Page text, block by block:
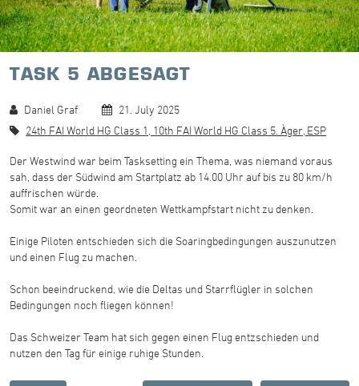
TASK 5 ABGESAGT
Daniel Graf
21. July 2025
24th FAI World HG Class 1, 10th FAI World HG Class 5. Àger, ESP
Der Westwind war beim Tasksetting ein Thema, was niemand voraus
sah, dass der Südwind am Startplatz ab 14.00 Uhr auf bis zu 80 km/h
auffrischen würde.
Somit war an einen geordneten Wettkampfstart nicht zu denken.
Einige Piloten entschieden sich die Soaringbedingungen auszunutzen
und einen Flug zu machen.
Schon beeindruckend, wie die Deltas und Starrflügler in solchen
Bedingungen noch fliegen können!
Das Schweizer Team hat sich gegen einen Flug entzschieden und
nutzen den Tag für einige ruhige Stunden.